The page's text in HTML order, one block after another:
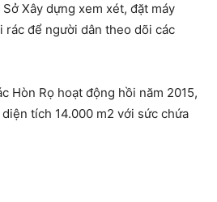
Xây dựng xem xét, đặt máy
rác để người dân theo dõi các
Hòn Rọ hoạt động hồi năm 2015,
tích 14.000 m2 với sức chứa